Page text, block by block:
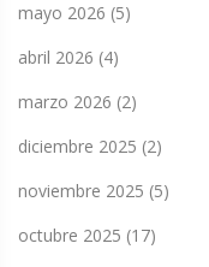
mayo 2026 (5)
abril 2026 (4)
marzo 2026 (2)
diciembre 2025 (2)
noviembre 2025 (5)
octubre 2025 (17)